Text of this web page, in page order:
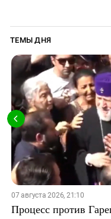
ТЕМЫ ДНЯ
07 августа 2026, 21:10
Процесс против